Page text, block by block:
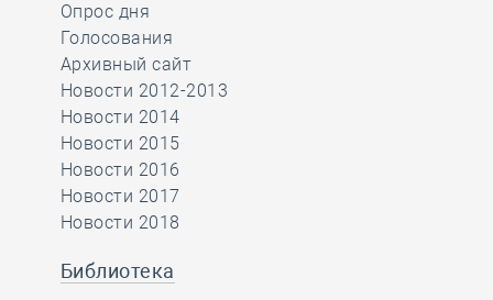
Опрос дня
Голосования
Архивный сайт
Новости 2012-2013
Новости 2014
Новости 2015
Новости 2016
Новости 2017
Новости 2018
Библиотека